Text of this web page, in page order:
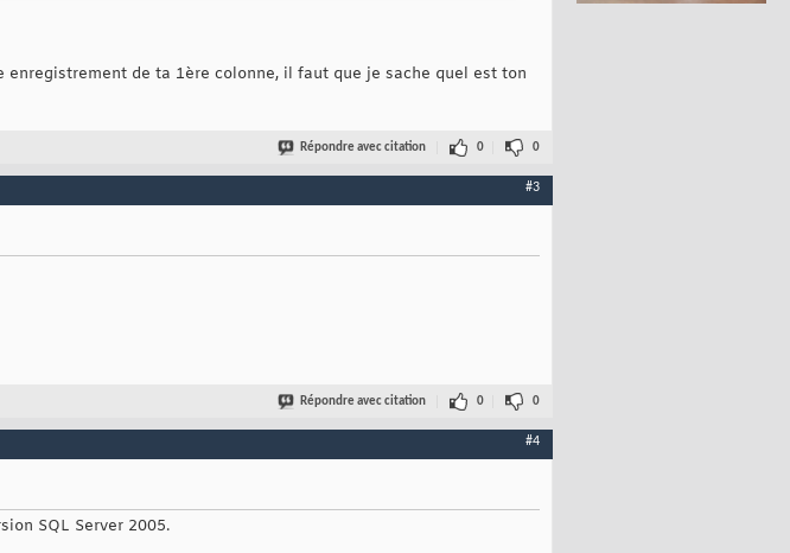
de ta 1ère colonne, il faut que je sache quel est ton
Répondre avec citation 0 0
#3
Répondre avec citation 0 0
#4
SQL Server 2005.